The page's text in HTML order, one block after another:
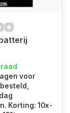
voor
Korting: 10x-